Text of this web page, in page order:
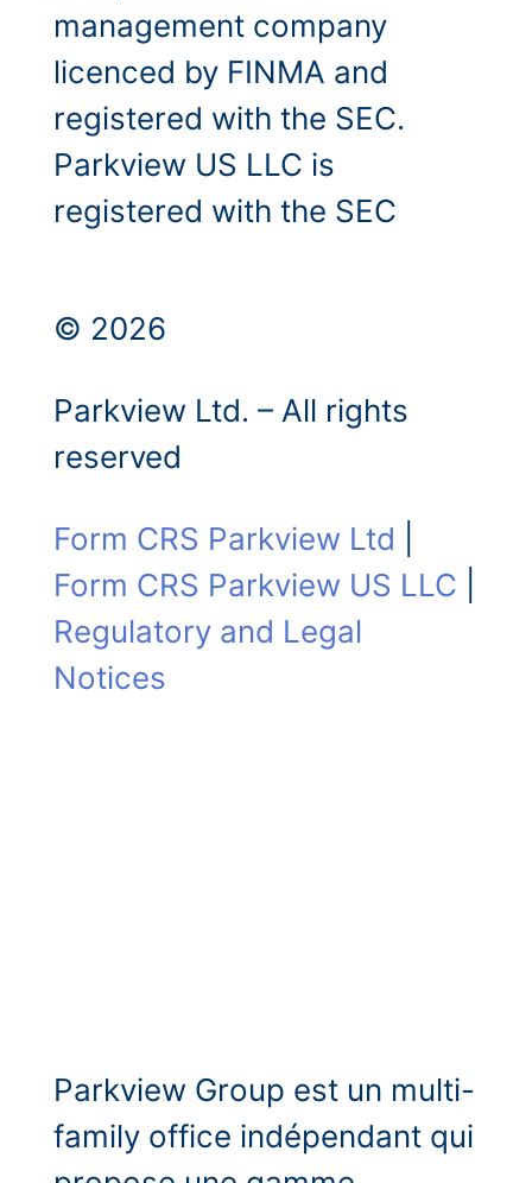
management company
licenced by FINMA and
registered with the SEC.
Parkview US LLC is
registered with the SEC
© 2026
Parkview Ltd. – All rights
reserved
Form CRS Parkview Ltd
Form CRS Parkview US LLC
Regulatory and Legal
Notices
Parkview Group est un multi-
family office indépendant qui